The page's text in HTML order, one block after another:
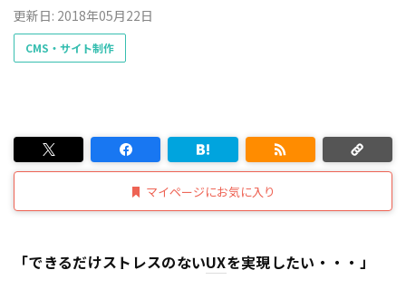
更新日: 2018年05月22日
CMS・サイト制作
マイページにお気に入り
「できるだけストレスのないUXを実現したい・・・」